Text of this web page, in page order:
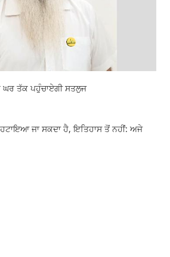
ਘਰ ਤੱਕ ਪਹੁੰਚਾਏਗੀ ਸਤਲੁਜ
ਜਾ ਸਕਦਾ ਹੈ, ਇਤਿਹਾਸ ਤੋਂ ਨਹੀਂ: ਅਜੇ